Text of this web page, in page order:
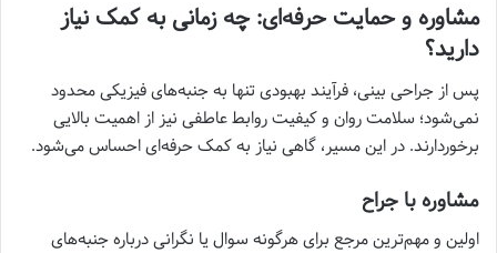
مشاوره و حمایت حرفه‌ای: چه زمانی به کمک نیاز
دارید؟
پس از جراحی بینی، فرآیند بهبودی تنها به جنبه‌های فیزیکی محدود
نمی‌شود؛ سلامت روان و کیفیت روابط عاطفی نیز از اهمیت بالایی
برخوردارند. در این مسیر، گاهی نیاز به کمک حرفه‌ای احساس می‌شود.
مشاوره با جراح
اولین و مهم‌ترین مرجع برای هرگونه سوال یا نگرانی درباره جنبه‌های